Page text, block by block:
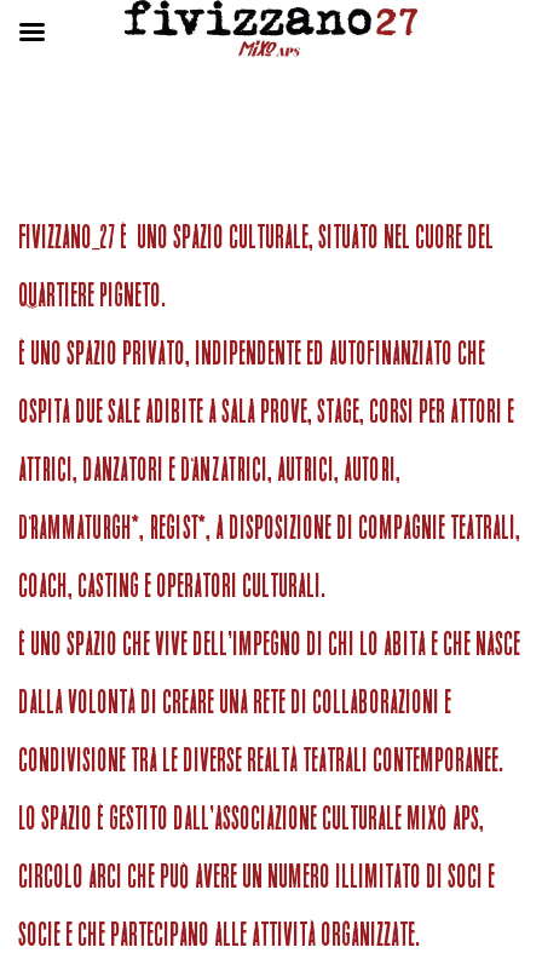
Fivizzano_27 è uno spazio culturale, situato nel cuore del
quartiere Pigneto.
È uno spazio privato, indipendente ed autofinanziato che
ospita due sale adibite a sala prove, stage, corsi per attori E
ATTRICI, danzatori E DANZATRICI, AUTRICI, AUTORI,
DRAMMATURGH*, REGIST*, a disposizione di compagnie teatrali,
coach, casting e operatori culturali.
È uno spazio che vive dell’impegno di chi lo abita e che nasce
dalla volontà di creare una rete di collaborazioni e
condivisione tra le diverse realtà teatrali contemporanee.
Lo spazio è gestito dall’associazione culturale mixò aps,
circolo arci che può avere un numero illimitato di soci e
socie e che partecipano alle attività organizzate.